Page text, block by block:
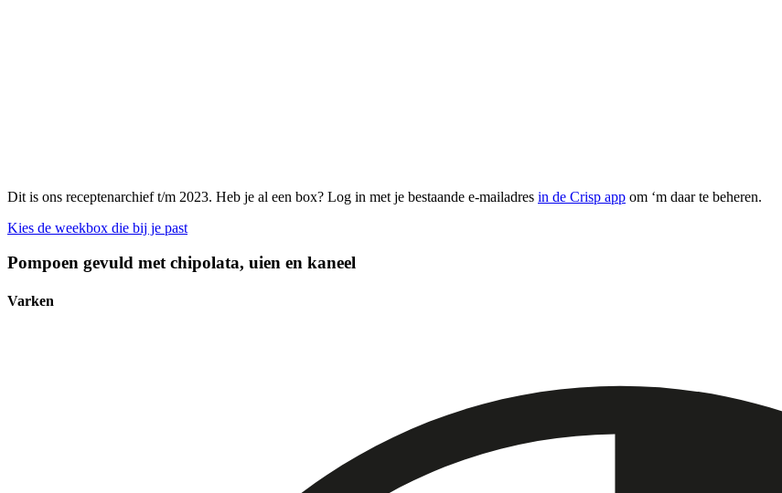
Dit is ons receptenarchief t/m 2023. Heb je al een box? Log in met je bestaande e-mailadres in de Crisp app om ‘m daar te beheren.
Kies de weekbox die bij je past
Pompoen gevuld met chipolata, uien en kaneel
Varken